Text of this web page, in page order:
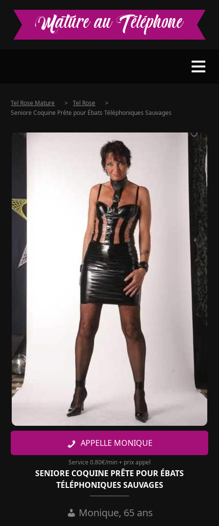
Tel Rose Mature > Tel Rose
>
Seniore Coquine Prête pour Ébats Téléphoniques Sauvages
APPELLE MONIQUE
Service 0.80€/min + prix appel
SENIORE COQUINE PRÊTE POUR ÉBATS
TÉLÉPHONIQUES SAUVAGES
Monique, 65 ans